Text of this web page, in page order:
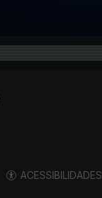
ACESSIBILIDADES